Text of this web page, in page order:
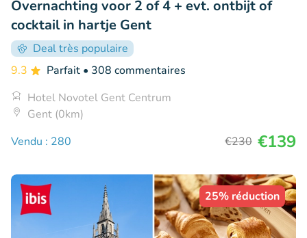
Overnachting voor 2 of 4 + evt. ontbijt of
cocktail in hartje Gent
Deal très populaire
9.3
Parfait • 308 commentaires
Hotel Novotel Gent Centrum
Gent (0km)
Vendu : 280
€230 €139
25% réduction